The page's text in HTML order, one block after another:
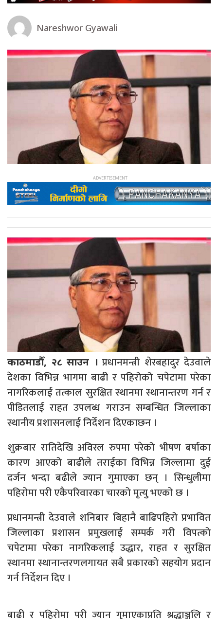
Nareshwor Gyawali
काठमाडौँ, २८ साउन । प्रधानमन्त्री शेरबहादुर देउवाले
देशका विभिन्न भागमा बाढी र पहिरोको चपेटामा परेका
नागरिकलाई तत्काल सुरक्षित स्थानमा स्थानान्तरण गर्न र
पीडितलाई राहत उपलब्ध गराउन सम्बन्धित जिल्लाका
स्थानीय प्रशासनलाई निर्देशन दिएकाछन ।
शुक्रबार रातिदेखि अविरल रुपमा परेको भीषण बर्षाका
कारण आएको बाढीले तराईका विभिन्न जिल्लामा दुई
दर्जन भन्दा बढीले ज्यान गुमाएका छन् । सिन्धुलीमा
पहिरोमा परी एकैपरिवारका चारको मृत्यु भएको छ ।
प्रधानमन्त्री देउवाले शनिबार बिहानै बाढिपहिरो प्रभावित
जिल्लाका प्रशासन प्रमुखलाई सम्पर्क गरी विपत्को
चपेटामा परेका नागरिकलाई उद्धार, राहत र सुरक्षित
स्थानमा स्थानान्तरणलगायत सबै प्रकारको सहयोग प्रदान
गर्न निर्देशन दिए ।
बाढी र पहिरोमा परी ज्यान गुमाएकाप्रति श्रद्धाञ्जलि र